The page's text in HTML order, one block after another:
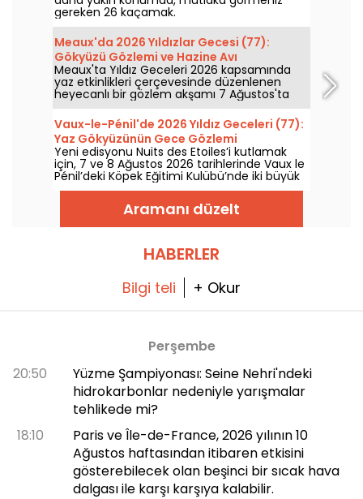
gereken 26 kaçamak.
Meaux'da 2026 Yıldızlar Gecesi (77):
Gökyüzü Gözlemi ve Hazine Avı
Meaux'ta Yıldız Geceleri 2026 kapsamında
yaz etkinlikleri çerçevesinde düzenlenen
heyecanlı bir gözlem akşamı 7 Ağustos'ta
olacak; gezegenler ve yıldızlar hakkında
adeta uzmanlaşacaksınız!
Vaux-le-Pénil'de 2026 Yıldız Geceleri (77):
Yaz Gökyüzünün Gece Gözlemi
Yeni edisyonu Nuits des Etoiles’i kutlamak
için, 7 ve 8 Ağustos 2026 tarihlerinde Vaux le
Pénil’deki Köpek Eğitimi Kulübü’nde iki büyük
gökyüzü gözlem gecesi düzenlenecek.
Aramanı düzelt
HABERLER
Bilgi teli + Okur
Perşembe
20:50
Yüzme Şampiyonası: Seine Nehri'ndeki
hidrokarbonlar nedeniyle yarışmalar
tehlikede mi?
18:10
Paris ve Île-de-France, 2026 yılının 10
Ağustos haftasından itibaren etkisini
gösterebilecek olan beşinci bir sıcak hava
dalgası ile karşı karşıya kalabilir.